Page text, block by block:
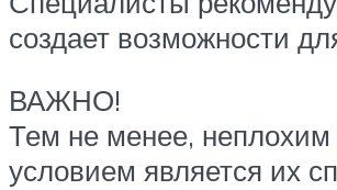
создает возможности
ВАЖНО!
Тем не менее,
условием является их